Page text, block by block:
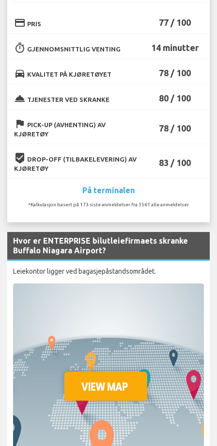
credit_card PRIS 77 / 100
timer GJENNOMSNITTLIG VENTING 14 minutter
directions_car KVALITET PÅ KJØRETØYET 78 / 100
room_service TJENESTER VED SKRANKE 80 / 100
flag PICK-UP (AVHENTING) AV
KJØRETØY
78 / 100
beenhere DROP-OFF (TILBAKELEVERING) AV
KJØRETØY
83 / 100
På terminalen
*Kalkulasjon basert på 173 siste anmeldelser fra 3561 alle anmeldelser.
Hvor er ENTERPRISE bilutleiefirmaets skranke
Buffalo Niagara Airport?
Leiekontor ligger ved bagasjepåstandsområdet.